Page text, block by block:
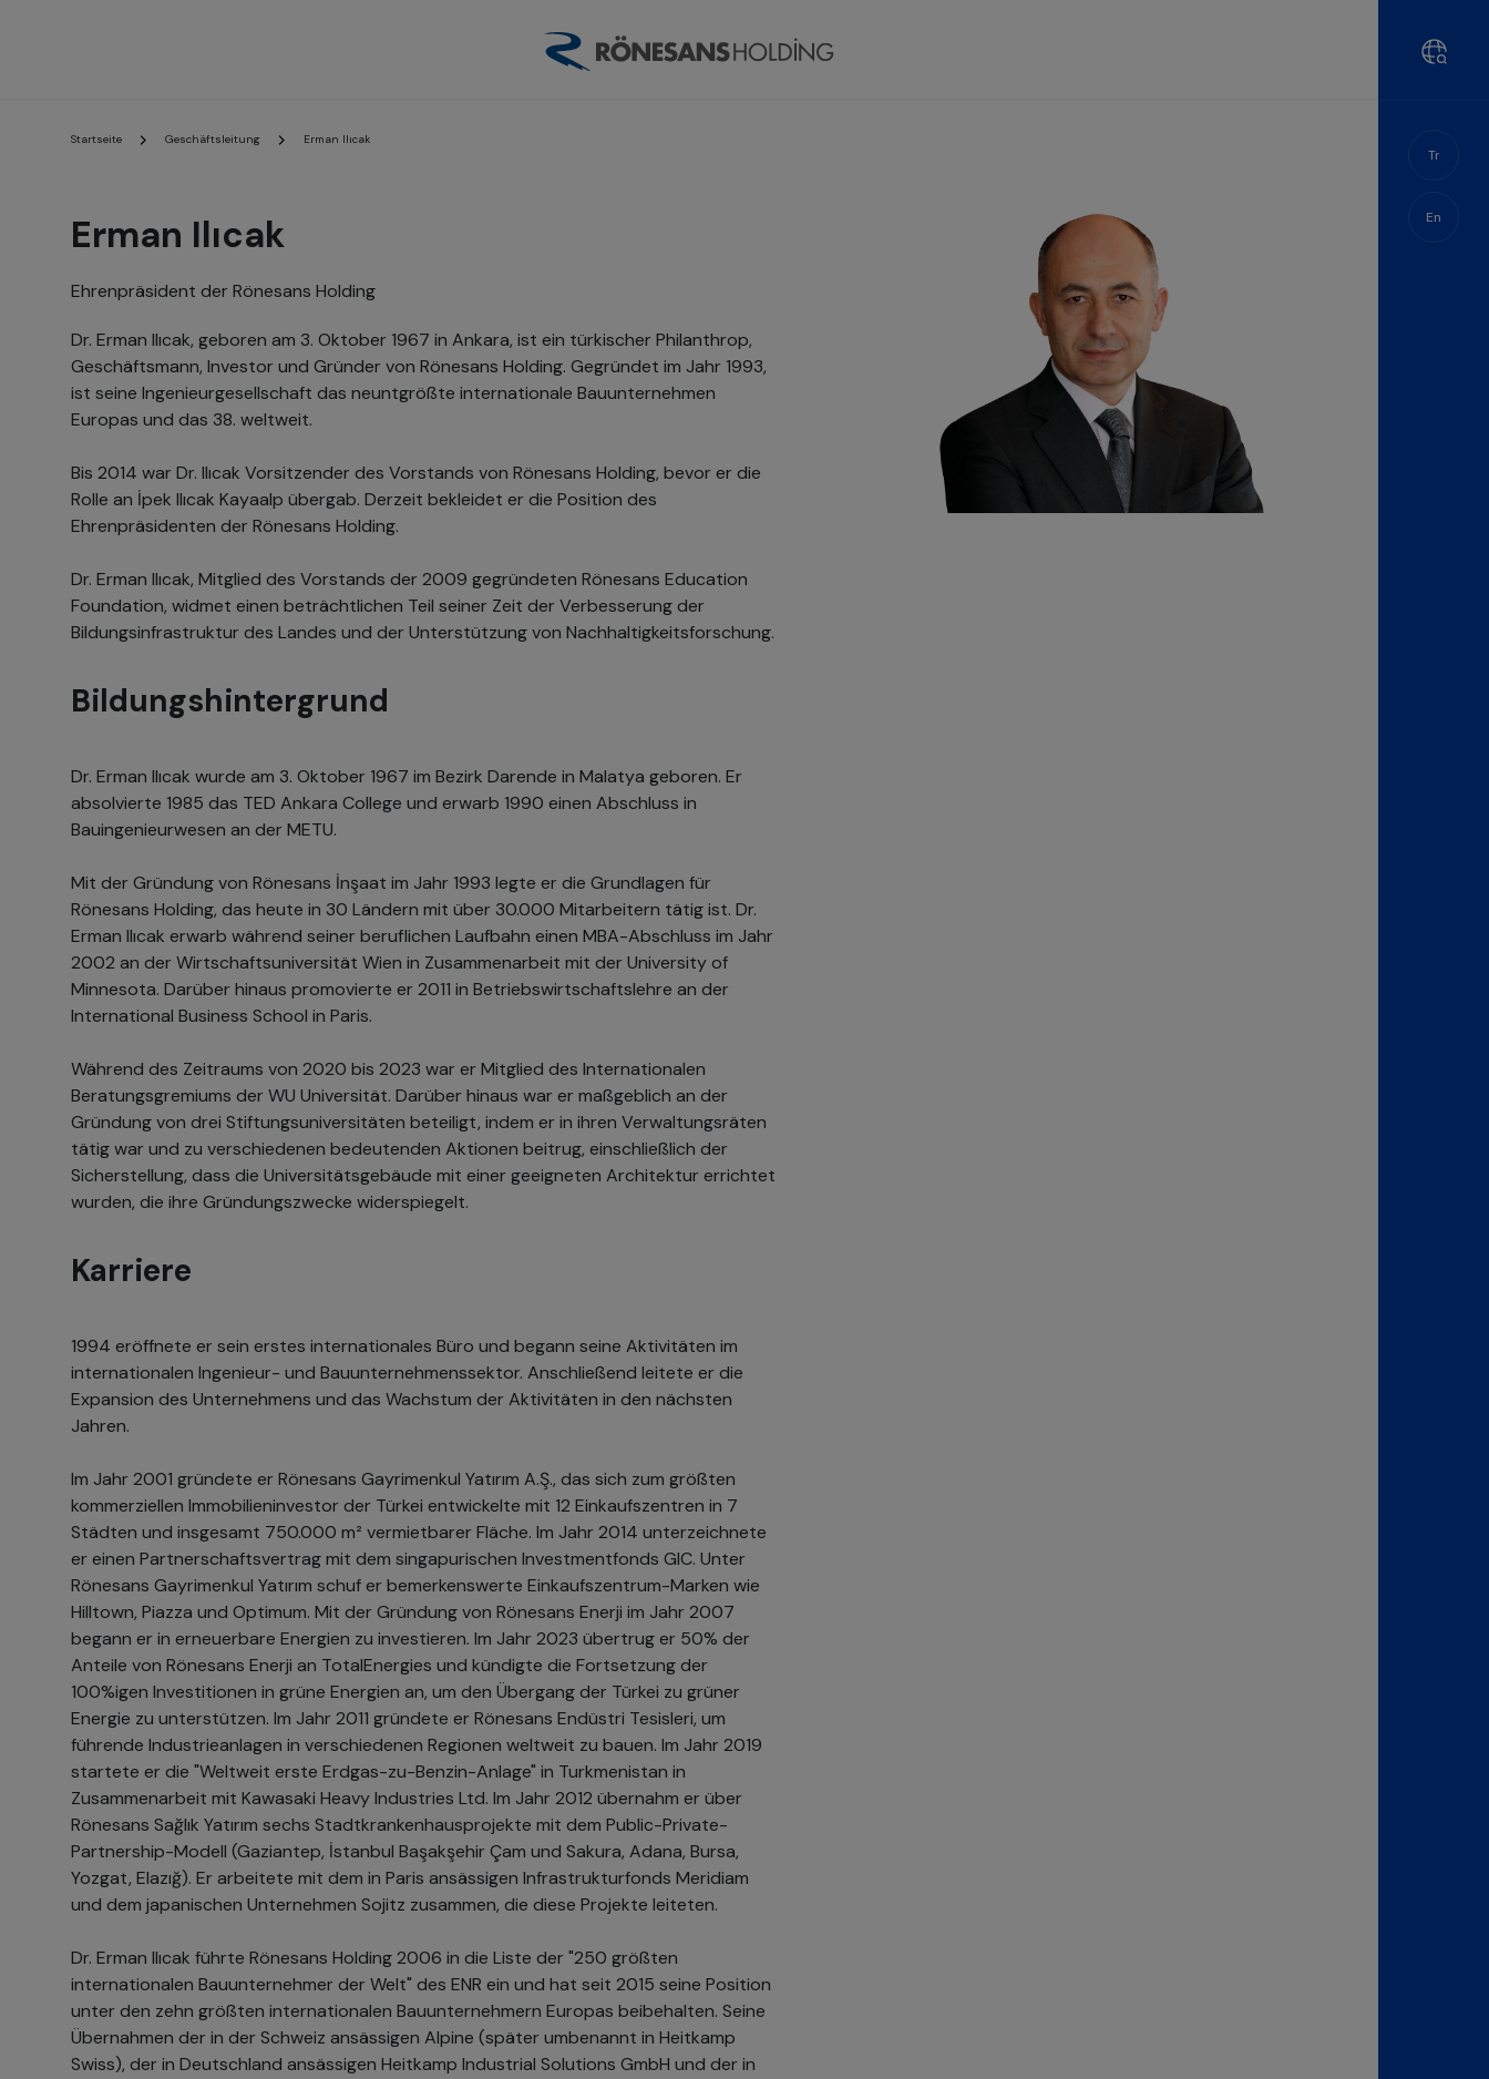
Tr
En
Startseite Geschäftsleitung Erman Ilıcak
Erman Ilıcak
Ehrenpräsident der Rönesans Holding
Dr. Erman Ilıcak, geboren am 3. Oktober 1967 in Ankara, ist ein türkischer Philanthrop,
Geschäftsmann, Investor und Gründer von Rönesans Holding. Gegründet im Jahr 1993,
ist seine Ingenieurgesellschaft das neuntgrößte internationale Bauunternehmen
Europas und das 38. weltweit.
Bis 2014 war Dr. Ilıcak Vorsitzender des Vorstands von Rönesans Holding, bevor er die
Rolle an İpek Ilıcak Kayaalp übergab. Derzeit bekleidet er die Position des
Ehrenpräsidenten der Rönesans Holding.
Dr. Erman Ilıcak, Mitglied des Vorstands der 2009 gegründeten Rönesans Education
Foundation, widmet einen beträchtlichen Teil seiner Zeit der Verbesserung der
Bildungsinfrastruktur des Landes und der Unterstützung von Nachhaltigkeitsforschung.
Bildungshintergrund
Dr. Erman Ilıcak wurde am 3. Oktober 1967 im Bezirk Darende in Malatya geboren. Er
absolvierte 1985 das TED Ankara College und erwarb 1990 einen Abschluss in
Bauingenieurwesen an der METU.
Mit der Gründung von Rönesans İnşaat im Jahr 1993 legte er die Grundlagen für
Rönesans Holding, das heute in 30 Ländern mit über 30.000 Mitarbeitern tätig ist. Dr.
Erman Ilıcak erwarb während seiner beruflichen Laufbahn einen MBA-Abschluss im Jahr
2002 an der Wirtschaftsuniversität Wien in Zusammenarbeit mit der University of
Minnesota. Darüber hinaus promovierte er 2011 in Betriebswirtschaftslehre an der
International Business School in Paris.
Während des Zeitraums von 2020 bis 2023 war er Mitglied des Internationalen
Beratungsgremiums der WU Universität. Darüber hinaus war er maßgeblich an der
Gründung von drei Stiftungsuniversitäten beteiligt, indem er in ihren Verwaltungsräten
tätig war und zu verschiedenen bedeutenden Aktionen beitrug, einschließlich der
Sicherstellung, dass die Universitätsgebäude mit einer geeigneten Architektur errichtet
wurden, die ihre Gründungszwecke widerspiegelt.
Karriere
1994 eröffnete er sein erstes internationales Büro und begann seine Aktivitäten im
internationalen Ingenieur- und Bauunternehmenssektor. Anschließend leitete er die
Expansion des Unternehmens und das Wachstum der Aktivitäten in den nächsten
Jahren.
Im Jahr 2001 gründete er Rönesans Gayrimenkul Yatırım A.Ş., das sich zum größten
kommerziellen Immobilieninvestor der Türkei entwickelte mit 12 Einkaufszentren in 7
Städten und insgesamt 750.000 m² vermietbarer Fläche. Im Jahr 2014 unterzeichnete
er einen Partnerschaftsvertrag mit dem singapurischen Investmentfonds GIC. Unter
Rönesans Gayrimenkul Yatırım schuf er bemerkenswerte Einkaufszentrum-Marken wie
Hilltown, Piazza und Optimum. Mit der Gründung von Rönesans Enerji im Jahr 2007
begann er in erneuerbare Energien zu investieren. Im Jahr 2023 übertrug er 50% der
Anteile von Rönesans Enerji an TotalEnergies und kündigte die Fortsetzung der
100%igen Investitionen in grüne Energien an, um den Übergang der Türkei zu grüner
Energie zu unterstützen. Im Jahr 2011 gründete er Rönesans Endüstri Tesisleri, um
führende Industrieanlagen in verschiedenen Regionen weltweit zu bauen. Im Jahr 2019
startete er die "Weltweit erste Erdgas-zu-Benzin-Anlage" in Turkmenistan in
Zusammenarbeit mit Kawasaki Heavy Industries Ltd. Im Jahr 2012 übernahm er über
Rönesans Sağlık Yatırım sechs Stadtkrankenhausprojekte mit dem Public-Private-
Partnership-Modell (Gaziantep, İstanbul Başakşehir Çam und Sakura, Adana, Bursa,
Yozgat, Elazığ). Er arbeitete mit dem in Paris ansässigen Infrastrukturfonds Meridiam
und dem japanischen Unternehmen Sojitz zusammen, die diese Projekte leiteten.
Dr. Erman Ilıcak führte Rönesans Holding 2006 in die Liste der "250 größten
internationalen Bauunternehmer der Welt" des ENR ein und hat seit 2015 seine Position
unter den zehn größten internationalen Bauunternehmern Europas beibehalten. Seine
Übernahmen der in der Schweiz ansässigen Alpine (später umbenannt in Heitkamp
Swiss), der in Deutschland ansässigen Heitkamp Industrial Solutions GmbH und der in